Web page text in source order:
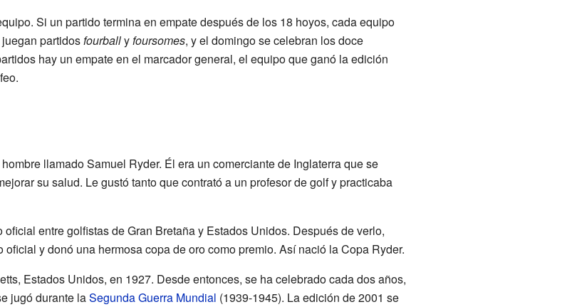
Si un partido termina en empate después de los 18 hoyos, cada equipo
partidosfourballyfoursomes, y el domingo se celebran los doce
hay un empate en el marcador general, el equipo que ganó la edición
llamado Samuel Ryder. Él era un comerciante de Inglaterra que se
su salud. Le gustó tanto que contrató a un profesor de golf y practicaba
entre golfistas de Gran Bretaña y Estados Unidos. Después de verlo,
y donó una hermosa copa de oro como premio. Así nació la Copa Ryder.
Estados Unidos, en 1927. Desde entonces, se ha celebrado cada dos años,
jugó durante laSegunda Guerra Mundial (1939-1945). La edición de 2001 se